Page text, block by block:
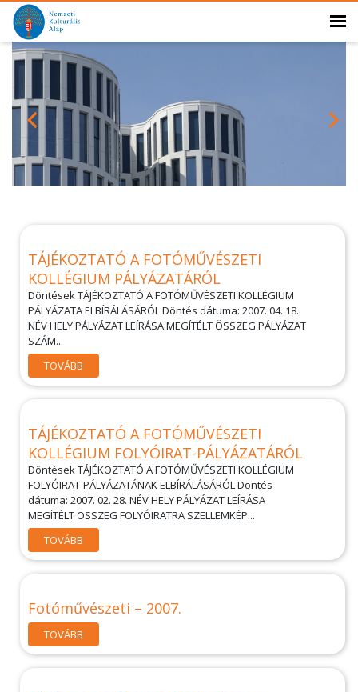
TÁJÉKOZTATÓ A FOTÓMŰVÉSZETI
KOLLÉGIUM PÁLYÁZATÁRÓL
Döntések TÁJÉKOZTATÓ A FOTÓMŰVÉSZETI KOLLÉGIUM
PÁLYÁZATA ELBÍRÁLÁSÁRÓL Döntés dátuma: 2007. 04. 18.
NÉV HELY PÁLYÁZAT LEÍRÁSA MEGÍTÉLT ÖSSZEG PÁLYÁZAT
SZÁM...
TOVÁBB
TÁJÉKOZTATÓ A FOTÓMŰVÉSZETI
KOLLÉGIUM FOLYÓIRAT-PÁLYÁZATÁRÓL
Döntések TÁJÉKOZTATÓ A FOTÓMŰVÉSZETI KOLLÉGIUM
FOLYÓIRAT-PÁLYÁZATÁNAK ELBÍRÁLÁSÁRÓL Döntés
dátuma: 2007. 02. 28. NÉV HELY PÁLYÁZAT LEÍRÁSA
MEGÍTÉLT ÖSSZEG FOLYÓIRATRA SZELLEMKÉP...
TOVÁBB
Fotóművészeti – 2007.
TOVÁBB